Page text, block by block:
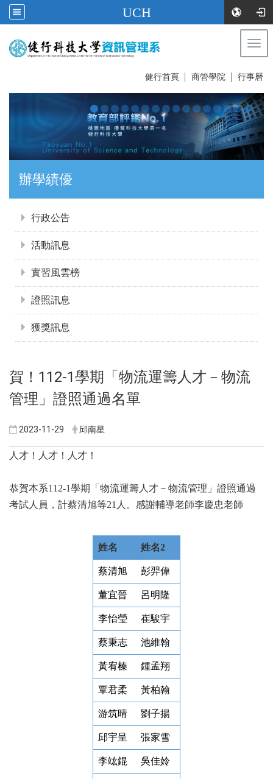
UCH
健行首頁 商管學院 行事曆
辦學績優
行政公告
活動訊息
實習風雲榜
證照訊息
獲獎訊息
賀！112-1學期「物流運籌人才－物流
管理」證照通過名單
2023-11-29 邱南星
人才！人才！人才！
恭賀本系112-1學期「物流運籌人才－物流管理」證照通過
考試人員，計蔡清旭等21人。感謝輔導老師李慶忠老師
姓名 姓名2
蔡清旭 彭羿偉
董宜晉 呂明隆
李怡瑩 崔駿宇
蔡秉志 池維翰
黃宥榛 鍾孟翔
覃君柔 黃柏翰
游筑晴 劉子揚
邱宇呈 張家雪
李竑錕 吳佳姈